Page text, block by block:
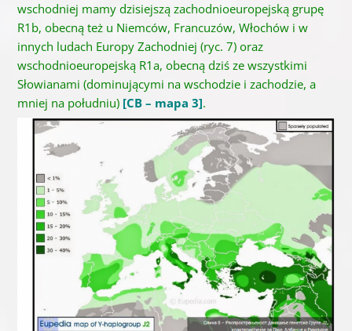
wschodniej mamy dzisiejszą zachodnioeuropejską grupę
R1b, obecną też u Niemców, Francuzów, Włochów i w
innych ludach Europy Zachodniej (ryc. 7) oraz
wschodnioeuropejską R1a, obecną dziś ze wszystkimi
Słowianami (dominującymi na wschodzie i zachodzie, a
mniej na południu) [CB – mapa 3].